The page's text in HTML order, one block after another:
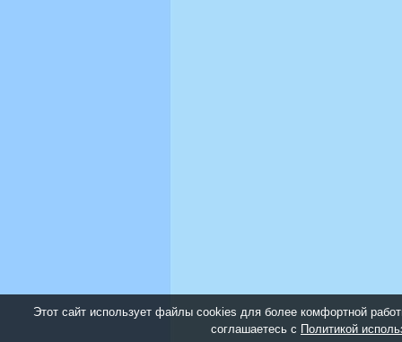
Этот сайт использует файлы cookies для более комфортной
соглашаетесь с Политикой